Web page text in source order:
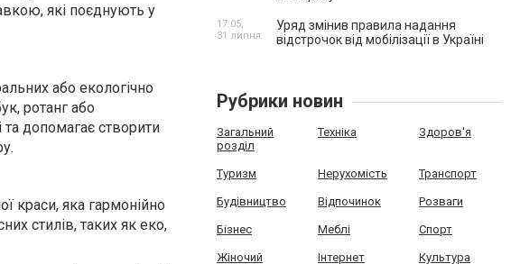
які поєднують у
або екологічно
ротанг або
допомагає створити
краси, яка гармонійно
стилів, таких як еко,
Уряд змінив правила надання
відстрочок від мобілізації в Україні
17:05,
31 липня
Рубрики новин
Загальний
розділ
Техніка Здоров'я
Туризм Нерухомість Транспорт
Будівництво Відпочинок Розваги
Бізнес Меблі Спорт
Жіночий
Інтернет Культура